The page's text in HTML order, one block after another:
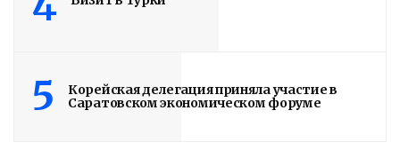
5
Корейская делегация приняла участие в
Саратовском экономическом форуме